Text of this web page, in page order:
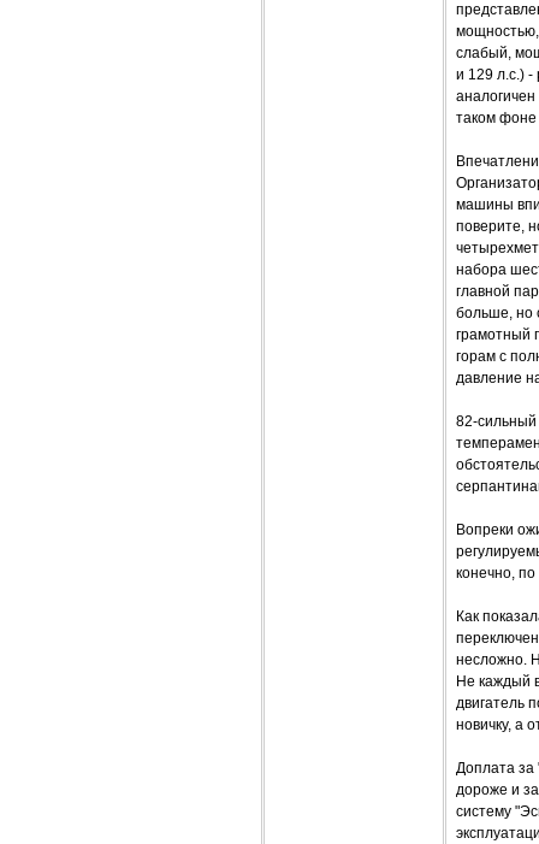
слабый,
и 129 л.с.)
таком фоне
машины
поверите,
набора
главной
больше, но
грамотный
горам с
давление
82-сильный
Вопреки
конечно,
Как
несложно.
Не каждый
двигатель
новичку, а
Доплата за
дороже и
систему